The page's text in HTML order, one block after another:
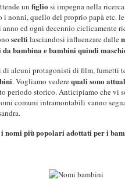
un figlio si impegna nella
i nonni, quello del proprio papà etc.
ed ogni decennio ciclicamente
sceltilasciandosi influenzare dalle
bambina e bambini quindi
alcuni protagonisti di film, fumetti
. Vogliamo vederequali sono
periodo storico. Anticipiamo che vi
comuni intramontabili vanno
i nomi più popolari adottati per i